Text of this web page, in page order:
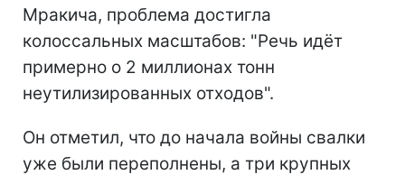
Мракича, проблема достигла
колоссальных масштабов: "Речь идёт
примерно о 2 миллионах тонн
неутилизированных отходов".
Он отметил, что до начала войны свалки
уже были переполнены, а три крупных